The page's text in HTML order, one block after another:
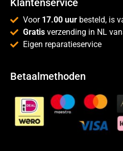
Klantenservice
Voor 17.00 uur besteld, is
Gratis verzending in NL
Eigen reparatieservice
Betaalmethoden